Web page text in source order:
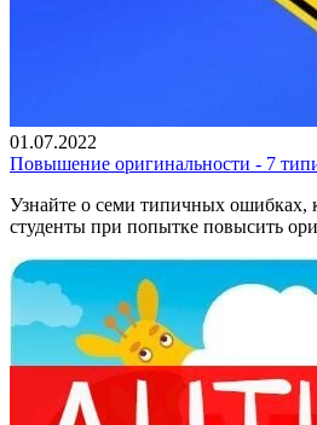
01.07.2022
Повышение оригинальности - 7
Узнайте о семи типичных ошибках,
студенты при попытке повысить